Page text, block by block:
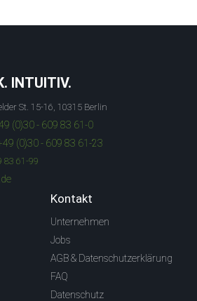
INTUITIV.
St. 15-16, 10315 Berlin
(0)30 - 609 83 61-0
(0)30 - 609 83 61-23
83 61-99
Kontakt
Unternehmen
Jobs
AGB & Datenschutzerklärung
FAQ
Datenschutz